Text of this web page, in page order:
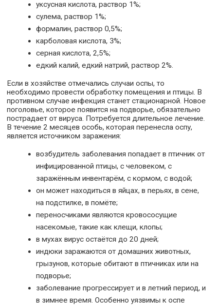
уксусная кислота, раствор 1%;
сулема, раствор 1%;
формалин, раствор 0,5%;
карболовая кислота, 3%;
серная кислота, 2,5%;
едкий калий, едкий натрий, раствор 2%.
Если в хозяйстве отмечались случаи оспы, то
необходимо провести обработку помещения и птицы. В
противном случае инфекция станет стационарной. Новое
поголовье, которое появится на подворье, обязательно
пострадает от вируса. Потребуется длительное лечение.
В течение 2 месяцев особь, которая перенесла оспу,
является источником заражения:
возбудитель заболевания попадает в птичник от
инфицированной птицы, с человеком, с
заражённым инвентарём, с кормом, с водой;
он может находиться в яйцах, в перьях, в сене,
на подстилке, в помёте;
переносчиками являются кровососущие
насекомые, такие как клещи, клопы;
в мухах вирус остаётся до 20 дней;
индюки заражаются от домашних животных,
грызунов, которые обитают в птичниках или на
подворье;
заболевание прогрессирует и в летний период, и
в зимнее время. Особенно уязвимы к оспе